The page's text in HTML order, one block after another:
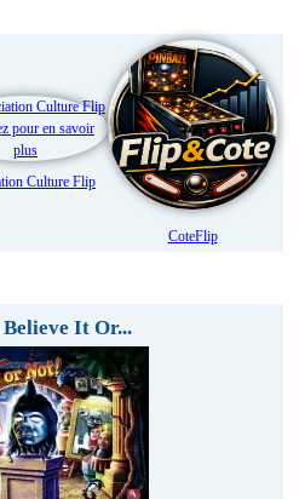
Culture Flip
CoteFlip
It Or...